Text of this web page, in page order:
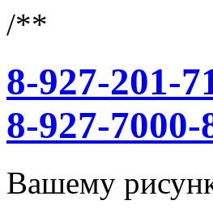
/**
8-927-201-
8-927-7000-
Вашему